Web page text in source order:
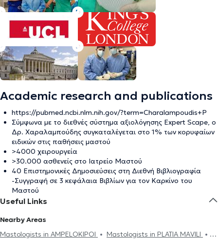
Academic research and publications
https://pubmed.ncbi.nlm.nih.gov/?term=Charalampoudis+P
Σύμφωνα με το διεθνές σύστημα αξιολόγησης Expert Scape, ο
Δρ. Χαραλαμπούδης συγκαταλέγεται στο 1% των κορυφαίων
ειδικών στις παθήσεις μαστού
>4000 χειρουργεία
>30.000 ασθενείς στο Ιατρείο Μαστού
40 Επιστημονικές Δημοσιεύσεις στη Διεθνή Βιβλιογραφία
-Συγγραφή σε 3 κεφάλαια Βιβλίων για τον Καρκίνο του
Μαστού
Useful Links
Nearby Areas
Mastologists in AMPELOKIPOI
Mastologists in PLATIA MAVILI